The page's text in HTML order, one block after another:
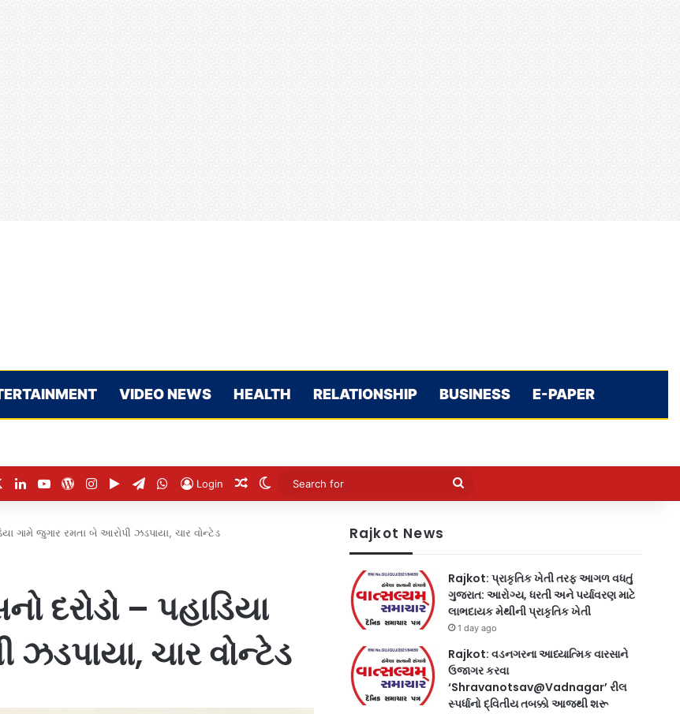
VIDEO NEWS HEALTH RELATIONSHIP BUSINESS E-PAPER
LinkedInYouTubeWordPress
Instagram
Google Play
Telegram
WhatsApp
Login Random Article
Switch skin
Search
ગામે જુગાર રમતા બે આરોપી ઝડપાયા, ચાર વોન્ટેડ
દરોડો – પહાડિયા
ચાર વોન્ટેડ
Rajkot News
Rajkot: પ્રાકૃતિક ખેતી તરફ આગળ વધતું
ગુજરાત: આરોગ્ય, ધરતી અને પર્યાવરણ માટે
લાભદાયક મેથીની પ્રાકૃતિક ખેતી
1 day ago
Rajkot: વડનગરના આધ્યાત્મિક વારસાને
ઉજાગર કરવા
‘Shravanotsav@Vadnagar’ રીલ
સ્પર્ધાનો દ્વિતીય તબક્કો આજથી શરૂ